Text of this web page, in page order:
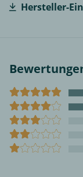
Hersteller-